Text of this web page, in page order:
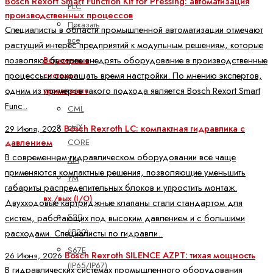
PLC
Показать
все
Встроенные
системы
управления
CML
ctrlX
CORE
XM
YM
вх./вых (I/O)
S20
(IP20)
S67E
(IP65/IP67)
производственных процессов
Специалисты в области промышленной автоматизации отмечают
растущий интерес предприятий к модульным решениям, которые
позволяют быстрее внедрять оборудование в производственные
процессы и сокращать время настройки. По мнению экспертов,
одним из примеров такого подхода является Bosch Rexort Smart
Func..
29 Июля, 2026 Bosch Rexroth LC: компактная гидравлика с
давлением
В современном гидравлическом оборудовании всё чаще
применяются компактные решения, позволяющие уменьшить
габариты распределительных блоков и упростить монтаж.
Двухходовые картриджные клапаны стали стандартом для
систем, работающих под высоким давлением и с большими
расходами. Специалисты по гидравли..
26 Июня, 2026 Bosch Rexroth SILENCE AZPT: тихая мощность
В гидравлических системах промышленного оборудования